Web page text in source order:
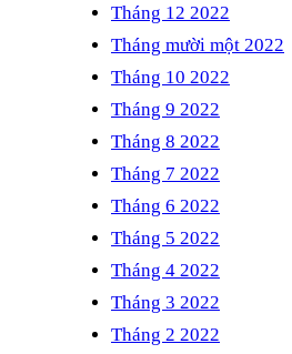
Tháng 12 2022
Tháng mười một 2022
Tháng 10 2022
Tháng 9 2022
Tháng 8 2022
Tháng 7 2022
Tháng 6 2022
Tháng 5 2022
Tháng 4 2022
Tháng 3 2022
Tháng 2 2022